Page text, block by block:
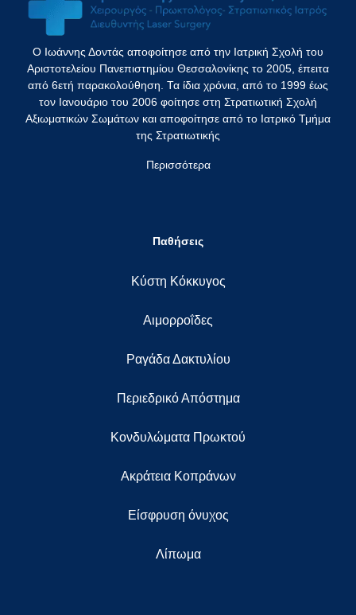
Ο Ιωάννης Δοντάς αποφοίτησε από την Ιατρική Σχολή του
Αριστοτελείου Πανεπιστημίου Θεσσαλονίκης το 2005, έπειτα
από 6ετή παρακολούθηση. Τα ίδια χρόνια, από το 1999 έως
τον Ιανουάριο του 2006 φοίτησε στη Στρατιωτική Σχολή
Αξιωματικών Σωμάτων και αποφοίτησε από το Ιατρικό Τμήμα
της Στρατιωτικής
Περισσότερα
Παθήσεις
Κύστη Κόκκυγος
Αιμορροΐδες
Ραγάδα Δακτυλίου
Περιεδρικό Απόστημα
Κονδυλώματα Πρωκτού
Ακράτεια Κοπράνων
Eίσφρυση όνυχος
Λίπωμα